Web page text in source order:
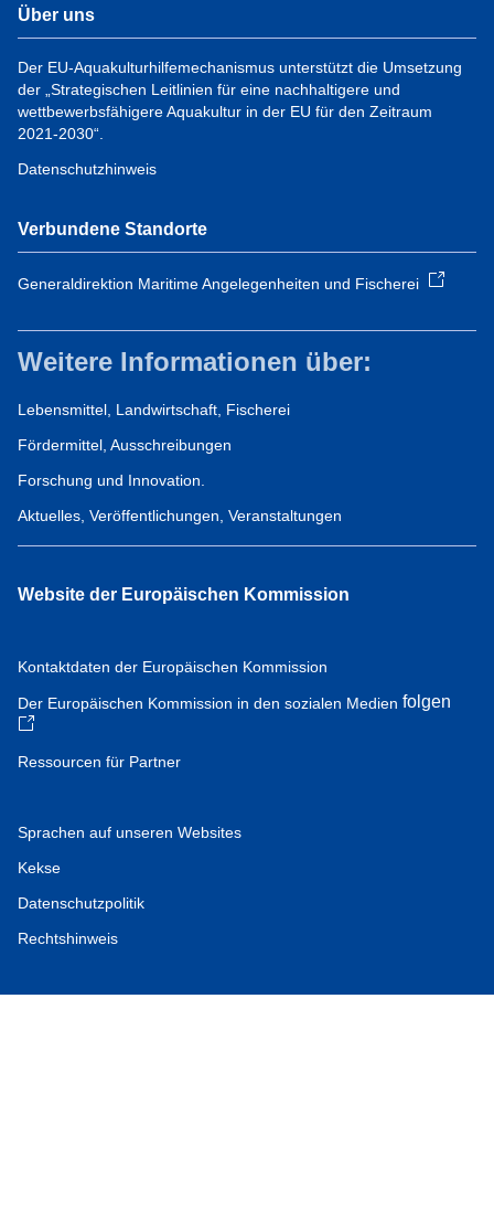
Über uns
Der EU-Aquakulturhilfemechanismus unterstützt die Umsetzung
der „Strategischen Leitlinien für eine nachhaltigere und
wettbewerbsfähigere Aquakultur in der EU für den Zeitraum
2021-2030“.
Datenschutzhinweis
Verbundene Standorte
Generaldirektion Maritime Angelegenheiten und Fischerei
Weitere Informationen über:
Lebensmittel, Landwirtschaft, Fischerei
Fördermittel, Ausschreibungen
Forschung und Innovation.
Aktuelles, Veröffentlichungen, Veranstaltungen
Website der Europäischen Kommission
Kontaktdaten der Europäischen Kommission
Der Europäischen Kommission in den sozialen Medien folgen
Ressourcen für Partner
Sprachen auf unseren Websites
Kekse
Datenschutzpolitik
Rechtshinweis